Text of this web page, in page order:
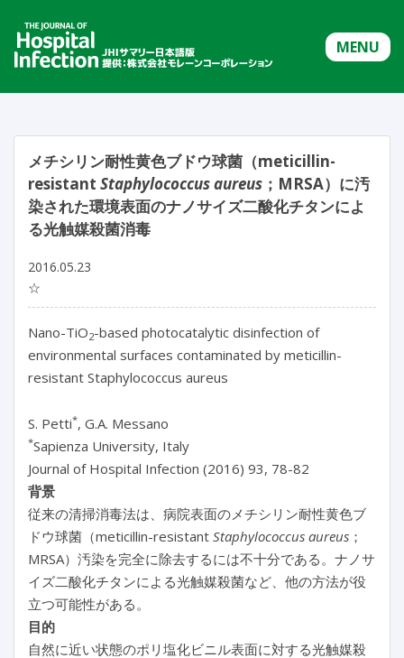
MENU
メチシリン耐性黄色ブドウ球菌（meticillin-
resistant Staphylococcus aureus ；MRSA）に汚
染された環境表面のナノサイズ二酸化チタンによ
る光触媒殺菌消毒
2016.05.23
☆
Nano-TiO2-based photocatalytic disinfection of
environmental surfaces contaminated by meticillin-
resistant Staphylococcus aureus
S. Petti*, G.A. Messano
*Sapienza University, Italy
Journal of Hospital Infection (2016) 93, 78-82
背景
従来の清掃消毒法は、病院表面のメチシリン耐性黄色ブ
ドウ球菌（meticillin-resistant Staphylococcus aureus ；
MRSA）汚染を完全に除去するには不十分である。ナノサ
イズ二酸化チタンによる光触媒殺菌など、他の方法が役
立つ可能性がある。
目的
自然に近い状態のポリ塩化ビニル表面に対する光触媒殺